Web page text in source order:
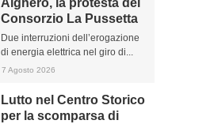
Alghero, la protesta del
Consorzio La Pussetta
Due interruzioni dell’erogazione
di energia elettrica nel giro di...
7 Agosto 2026
Lutto nel Centro Storico
per la scomparsa di